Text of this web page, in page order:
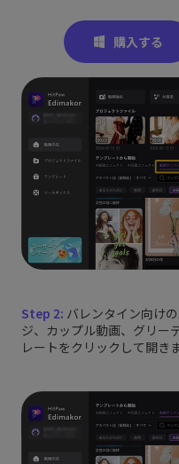
Step 2: バレンタイン向け
ジ、カップル動画、グリー
レートをクリックして開きま